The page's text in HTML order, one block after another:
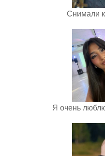
Снимали
Я очень